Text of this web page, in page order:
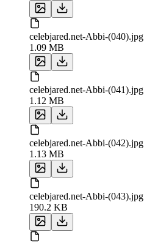
celebjared.net-Abbi-(040).jpg
1.09 MB
celebjared.net-Abbi-(041).jpg
1.12 MB
celebjared.net-Abbi-(042).jpg
1.13 MB
celebjared.net-Abbi-(043).jpg
190.2 KB